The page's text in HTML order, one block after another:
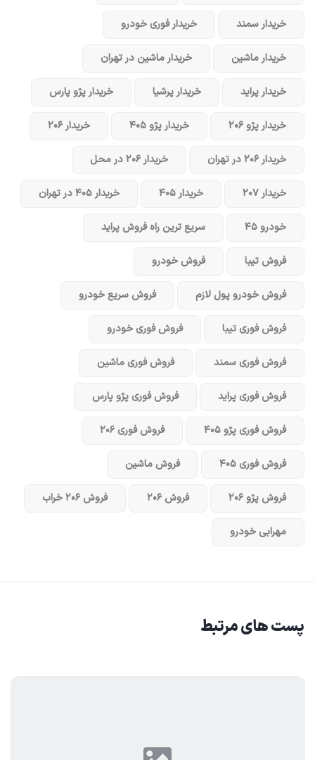
خریدار سمند خریدار فوری خودرو
خریدار ماشین خریدار ماشین در تهران
خریدار پراید خریدار پرشیا خریدار پژو پارس
خریدار پژو ۲۰۶ خریدار پژو ۴۰۵ خریدار ۲۰۶
خریدار ۲۰۶ در تهران خریدار ۲۰۶ در محل
خریدار ۲۰۷ خریدار ۴۰۵ خریدار ۴۰۵ در تهران
خودرو ۴۵ سریع ترین راه فروش پراید
فروش تیبا فروش خودرو
فروش خودرو پول لازم فروش سریع خودرو
فروش فوری تیبا فروش فوری خودرو
فروش فوری سمند فروش فوری ماشین
فروش فوری پراید فروش فوری پژو پارس
فروش فوری پژو ۴۰۵ فروش فوری ۲۰۶
فروش فوری ۴۰۵ فروش ماشین
فروش پژو ۲۰۶ فروش ۲۰۶ فروش ۲۰۶ خراب
مهرابی خودرو
پست های مرتبط